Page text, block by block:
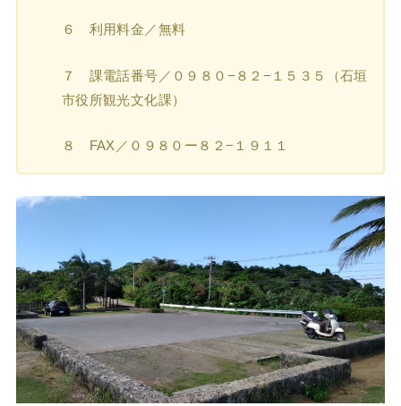
６ 利用料金／無料
７ 課電話番号／０９８０−８２−１５３５（石垣
市役所観光文化課）
８ FAX／０９８０ー８２−１９１１